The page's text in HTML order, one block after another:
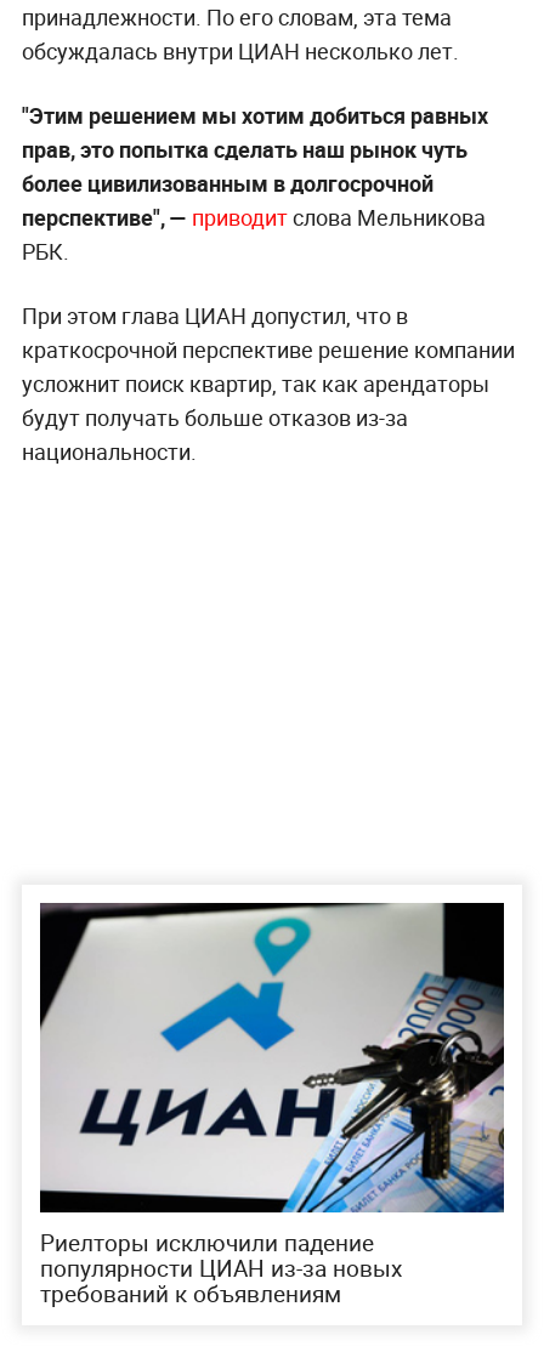
принадлежности. По его словам, эта тема
обсуждалась внутри ЦИАН несколько лет.
"Этим решением мы хотим добиться равных
прав, это попытка сделать наш рынок чуть
более цивилизованным в долгосрочной
перспективе", — приводитслова Мельникова
РБК.
При этом глава ЦИАН допустил, что в
краткосрочной перспективе решение компании
усложнит поиск квартир, так как арендаторы
будут получать больше отказов из-за
национальности.
Риелторы исключили падение
популярности ЦИАН из-за новых
требований к объявлениям